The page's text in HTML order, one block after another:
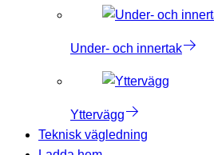
Under- och innertak
Yttervägg
Teknisk vägledning